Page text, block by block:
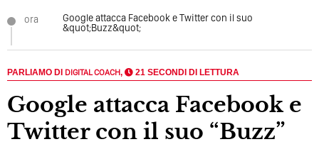
ora
Google attacca Facebook e Twitter con il suo
&quot;Buzz&quot;
PARLIAMO DI DIGITAL COACH, 21 SECONDI DI LETTURA
Google attacca Facebook e
Twitter con il suo “Buzz”